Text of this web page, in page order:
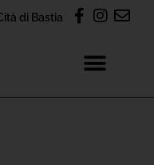
di Bastia